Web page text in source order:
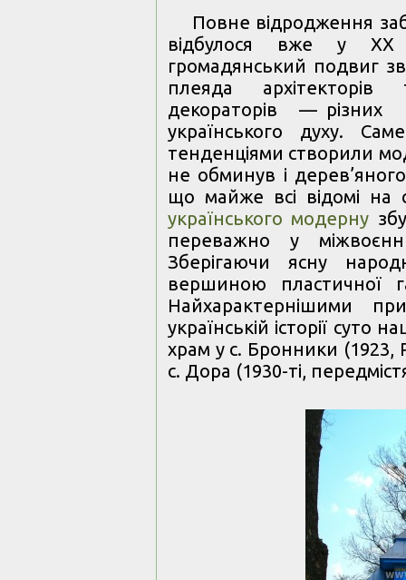
Повне відродження
відбулося вже у ХХ
громадянський подвиг
плеяда
декораторів — різних
українського духу.
тенденціями створили
не обминув і
що майже всі відомі на
українського модерну
переважно у
Зберігаючи ясну
вершиною пластичної
Найхарактернішими
українській історії суто
храм у с. Бронники (1923,
с. Дора (1930-ті,